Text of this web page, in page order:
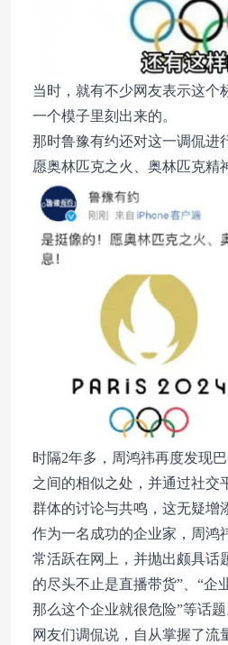
当时，就有不少网友表示这个
一个模子里刻出来的。
那时鲁豫有约还对这一调侃进
愿奥林匹克之火、奥林匹克精
时隔2年多，周鸿祎再度发现
之间的相似之处，并通过社交
群体的讨论与共鸣，这无疑增
作为一名成功的企业家，周鸿
常活跃在网上，并抛出颇具话
的尽头不止是直播带货”、“企
那么这个企业就很危险”等话题
网友们调侃说，自从掌握了流